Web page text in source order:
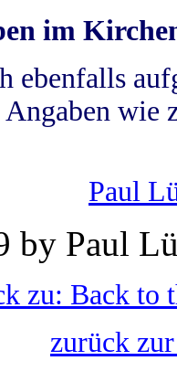
im
ebenfalls
wie
Paul
by Paul
zu: Back to
zurück